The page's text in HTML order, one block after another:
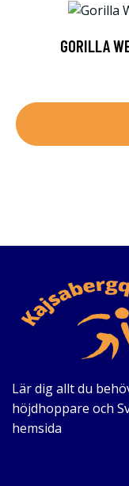
GORILLA
Lär dig allt du
höjdhoppare och
hemsida